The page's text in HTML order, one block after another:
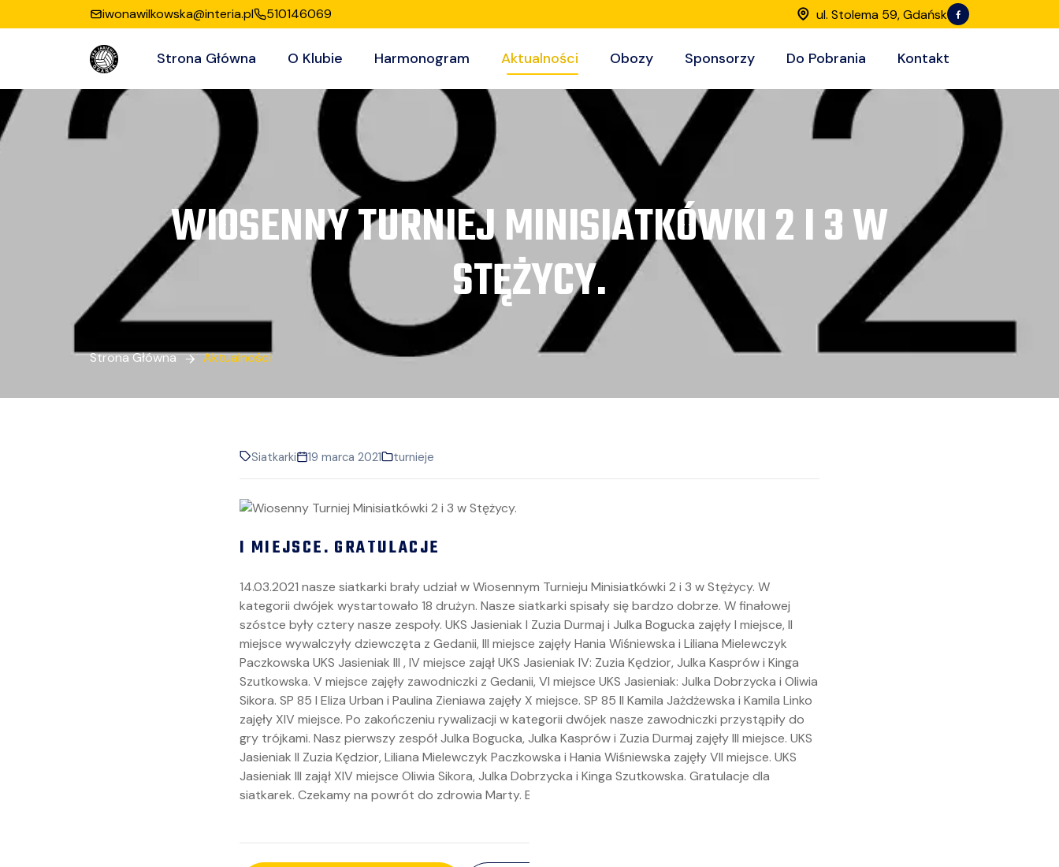
iwonawilkowska@interia.pl 510146069 ul. Stolema 59, Gdańsk
Strona Główna O Klubie Harmonogram Aktualności Obozy Sponsorzy Do Pobrania Kontakt
WIOSENNY TURNIEJ MINISIATKÓWKI 2 I 3 W
STĘŻYCY.
Strona Główna Aktualności
Siatkarki 19 marca 2021 turnieje
I MIEJSCE. GRATULACJE
14.03.2021 nasze siatkarki brały udział w Wiosennym Turnieju Minisiatkówki 2 i 3 w Stężycy. W
kategorii dwójek wystartowało 18 drużyn. Nasze siatkarki spisały się bardzo dobrze. W finałowej
szóstce były cztery nasze zespoły. UKS Jasieniak I Zuzia Durmaj i Julka Bogucka zajęły I miejsce, II
miejsce wywalczyły dziewczęta z Gedanii, III miejsce zajęły Hania Wiśniewska i Liliana Mielewczyk
Paczkowska UKS Jasieniak III , IV miejsce zajął UKS Jasieniak IV: Zuzia Kędzior, Julka Kasprów i Kinga
Szutkowska. V miejsce zajęły zawodniczki z Gedanii, VI miejsce UKS Jasieniak: Julka Dobrzycka i Oliwia
Sikora. SP 85 I Eliza Urban i Paulina Zieniawa zajęły X miejsce. SP 85 II Kamila Jażdżewska i Kamila Linko
zajęły XIV miejsce. Po zakończeniu rywalizacji w kategorii dwójek nasze zawodniczki przystąpiły do
gry trójkami. Nasz pierwszy zespół Julka Bogucka, Julka Kasprów i Zuzia Durmaj zajęły III miejsce. UKS
Jasieniak II Zuzia Kędzior, Liliana Mielewczyk Paczkowska i Hania Wiśniewska zajęły VII miejsce. UKS
Jasieniak III zajął XIV miejsce Oliwia Sikora, Julka Dobrzycka i Kinga Szutkowska. Gratulacje dla
siatkarek. Czekamy na powrót do zdrowia Marty. Brakowało nam jej dzisiaj na boisku.